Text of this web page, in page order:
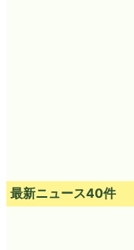
最新ニュース40件